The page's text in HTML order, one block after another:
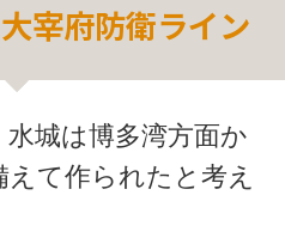
宰府防衛ライン
城は博多湾方面か
て作られたと考え